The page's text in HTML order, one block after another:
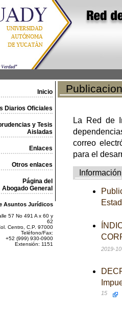
Inicio
Diarios Oficiales
y Tesis
Aisladas
Enlaces
Otros enlaces
Página del
Abogado General
Asuntos Jurídicos
57 No 491 A x 60 y
62
Centro, C.P. 97000
Teléfono/Fax:
+52 (999) 930-0900
Extensión: 1151
La Red de
correo
para el
Información
2019-
15